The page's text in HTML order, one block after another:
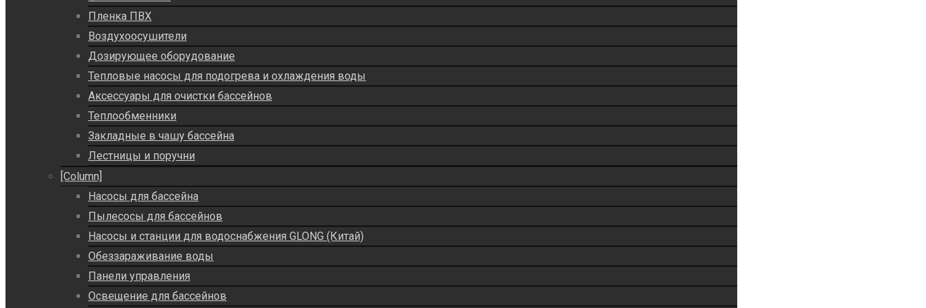
Пленка ПВХ
Воздухоосушители
Дозирующее оборудование
Тепловые насосы для подогрева и охлаждения воды
Аксессуары для очистки бассейнов
Теплообменники
Закладные в чашу бассейна
Лестницы и поручни
[Column]
Насосы для бассейна
Пылесосы для бассейнов
Насосы и станции для водоснабжения GLONG (Китай)
Обеззараживание воды
Панели управления
Освещение для бассейнов